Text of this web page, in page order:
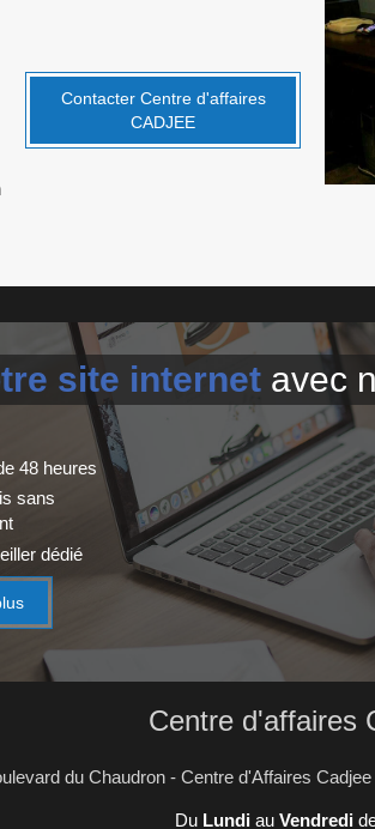
Contacter Centre d'affaires
CADJEE
site internetavec
48 heures
sans
dédié
Centre d'affaires
du Chaudron - Centre d'Affaires Cadjee
Du Lundi auVendredi